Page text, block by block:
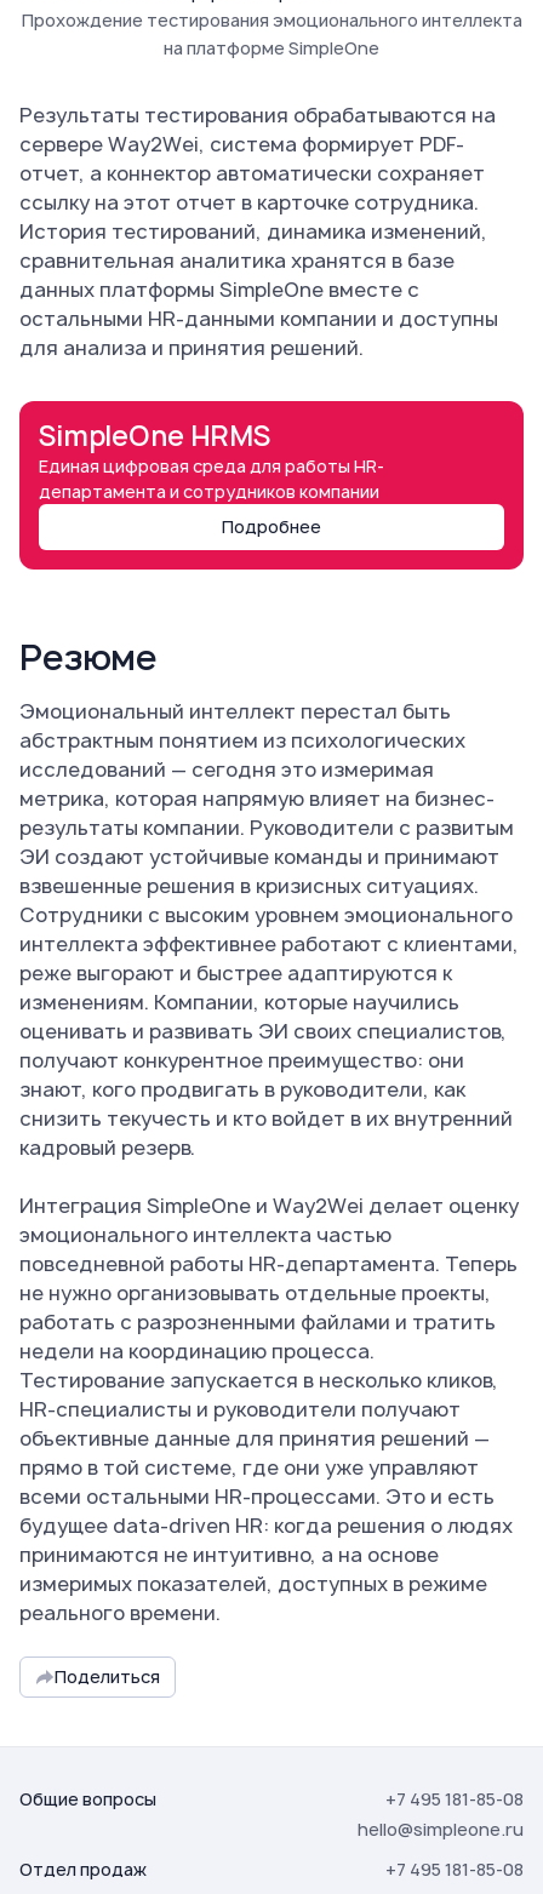
Прохождение тестирования эмоционального интеллекта
на платформе SimpleOne
Результаты тестирования обрабатываются на
сервере Way2Wei, система формирует PDF-
отчет, а коннектор автоматически сохраняет
ссылку на этот отчет в карточке сотрудника.
История тестирований, динамика изменений,
сравнительная аналитика хранятся в базе
данных платформы SimpleOne вместе с
остальными HR-данными компании и доступны
для анализа и принятия решений.
SimpleOne HRMS
Единая цифровая среда для работы НR-
департамента и сотрудников компании
Подробнее
Резюме
Эмоциональный интеллект перестал быть
абстрактным понятием из психологических
исследований — сегодня это измеримая
метрика, которая напрямую влияет на бизнес-
результаты компании. Руководители с развитым
ЭИ создают устойчивые команды и принимают
взвешенные решения в кризисных ситуациях.
Сотрудники с высоким уровнем эмоционального
интеллекта эффективнее работают с клиентами,
реже выгорают и быстрее адаптируются к
изменениям. Компании, которые научились
оценивать и развивать ЭИ своих специалистов,
получают конкурентное преимущество: они
знают, кого продвигать в руководители, как
снизить текучесть и кто войдет в их внутренний
кадровый резерв.
Интеграция SimpleOne и Way2Wei делает оценку
эмоционального интеллекта частью
повседневной работы HR-департамента. Теперь
не нужно организовывать отдельные проекты,
работать с разрозненными файлами и тратить
недели на координацию процесса.
Тестирование запускается в несколько кликов,
HR-специалисты и руководители получают
объективные данные для принятия решений —
прямо в той системе, где они уже управляют
всеми остальными HR-процессами. Это и есть
будущее data-driven HR: когда решения о людях
принимаются не интуитивно, а на основе
измеримых показателей, доступных в режиме
реального времени.
Поделиться
Общие вопросы
+7 495 181-85-08
hello@simpleone.ru
Отдел продаж
+7 495 181-85-08